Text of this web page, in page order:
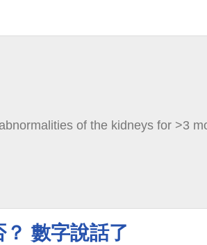
of the kidneys for >3
數字說話了